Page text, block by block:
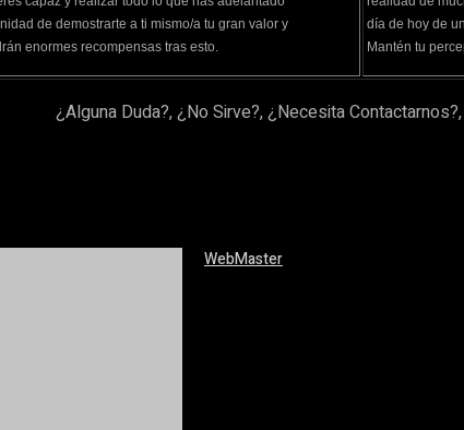
de demostrarte a ti mismo/a tu gran valor y
enormes recompensas tras esto.
día de hoy de
Mantén tu
¿Alguna Duda?, ¿No Sirve?, ¿Necesita
WebMaster